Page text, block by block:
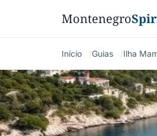
Montenegro
Início Guias Ilha